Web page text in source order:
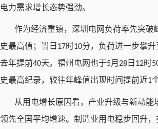
电力需求增长态势强劲。
作为经济重镇，深圳电网负荷率先突破
史最高值；当日 17时10分，负荷进一步攀升
去年提前40天。福州电网也于5月 28 日 12时
史最高纪录，较往年峰值出现时间提前近1
从用电增长原因看，产业升级与新动能
领先全国平均增速。制造业用电稳步回升